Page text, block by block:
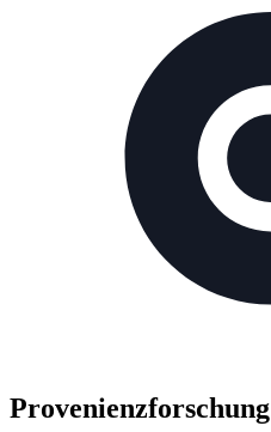
Provenienz­forschung